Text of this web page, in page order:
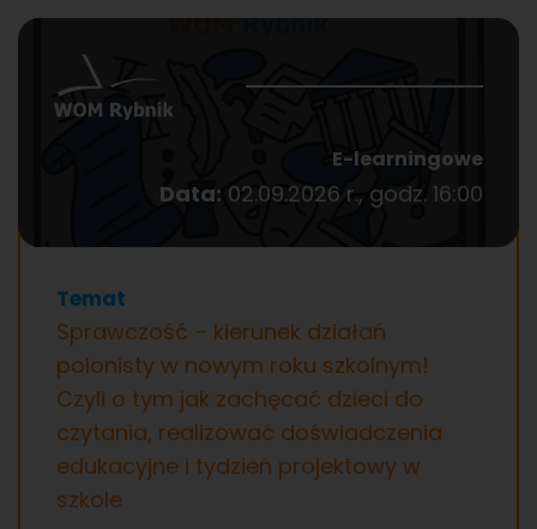
E-learningowe
Data: 02.09.2026 r., godz. 16:00
Temat
Sprawczość – kierunek działań
polonisty w nowym roku szkolnym!
Czyli o tym jak zachęcać dzieci do
czytania, realizować doświadczenia
edukacyjne i tydzień projektowy w
szkole